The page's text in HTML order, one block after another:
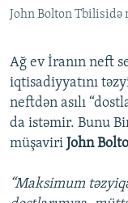
BIZIMLƏ ƏLAQƏ
John Bolton Tbilisidə
Ağ ev İranın neft
iqtisadiyyatını
neftdən asılı
da istəmir. Bunu
müşaviri John
“Maksimum